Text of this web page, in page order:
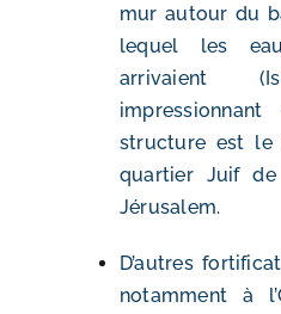
mur autour du
lequel les
arrivaient
structure est le
quartier Juif
Jérusalem.
D’autres
notamment à